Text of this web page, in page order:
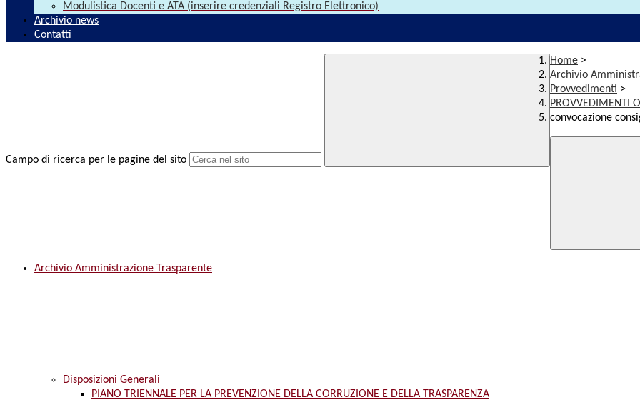
Modulistica Docenti e ATA (inserire credenziali Registro Elettronico)
Archivio news
Contatti
Campo di ricerca per le pagine del sito
Home >
Archivio
Provvedimenti >
PROVVEDIMENTI
convocazione
Archivio Amministrazione Trasparente
Disposizioni Generali
PIANO TRIENNALE PER LA PREVENZIONE DELLA CORRUZIONE E DELLA TRASPARENZA